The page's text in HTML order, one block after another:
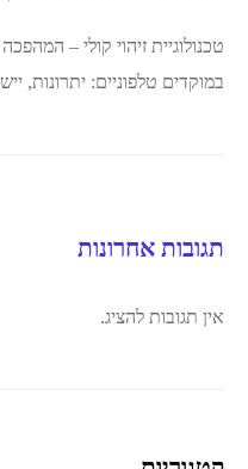
טכנולוגיית זיהוי קולי –
במוקדים טלפוניים: יתרונות,
תגובות אחרונות
אין תגובות להציג.